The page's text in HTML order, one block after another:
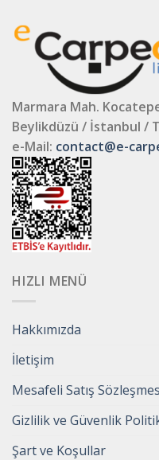
Marmara Mah.
Beylikdüzü / İstanbul /
e-Mail: contact@e-
HIZLI MENÜ
Hakkımızda
İletişim
Mesafeli Satış
Gizlilik ve Güvenlik
Şart ve Koşullar